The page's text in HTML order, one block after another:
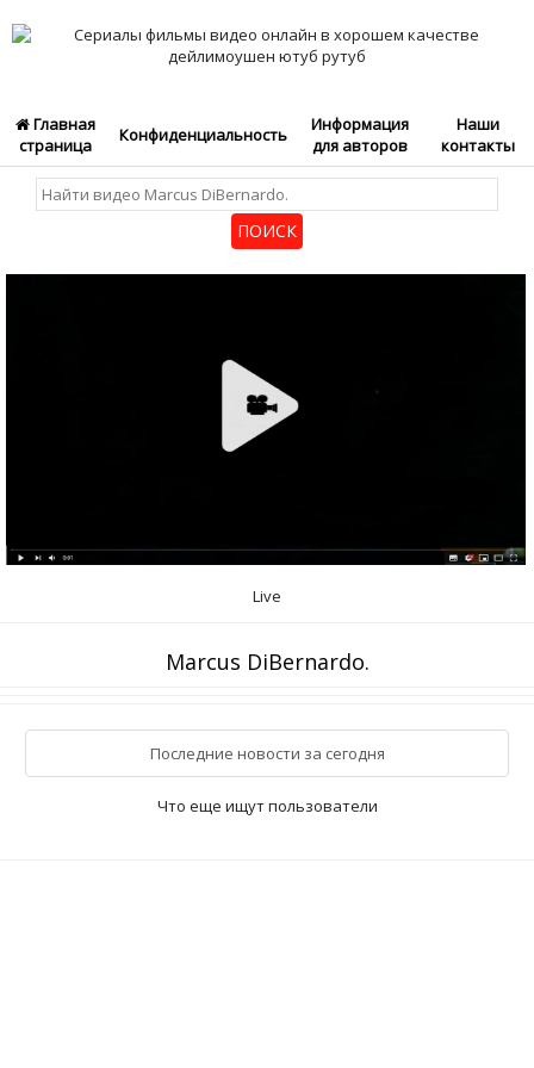
Главная
страница
Конфиденциальность
Информация
для авторов
Наши
контакты
Live
Marcus DiBernardo.
Последние новости за сегодня
Что еще ищут пользователи